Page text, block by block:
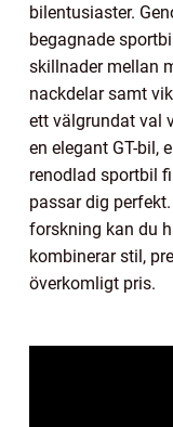
bilentusiaster.
begagnade
skillnader mellan
nackdelar samt
ett välgrundat val
en elegant GT-bil,
renodlad sportbil
passar dig
forskning kan du
kombinerar stil,
överkomligt pris.